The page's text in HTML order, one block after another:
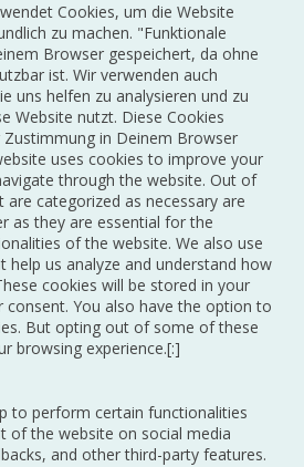
Cookies, um die Website
zu machen. "Funktionale
Browser gespeichert, da ohne
ist. Wir verwenden auch
uns helfen zu analysieren und zu
Website nutzt. Diese Cookies
in Deinem Browser
uses cookies to improve your
through the website. Out of
categorized as necessary are
as they are essential for the
of the website. We also use
help us analyze and understand how
cookies will be stored in your
You also have the option to
But opting out of some of these
browsing experience.[:]
to perform certain functionalities
of the website on social media
and other third-party features.